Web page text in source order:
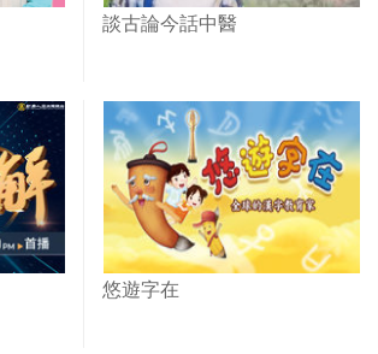
談古論今話中醫
悠遊字在